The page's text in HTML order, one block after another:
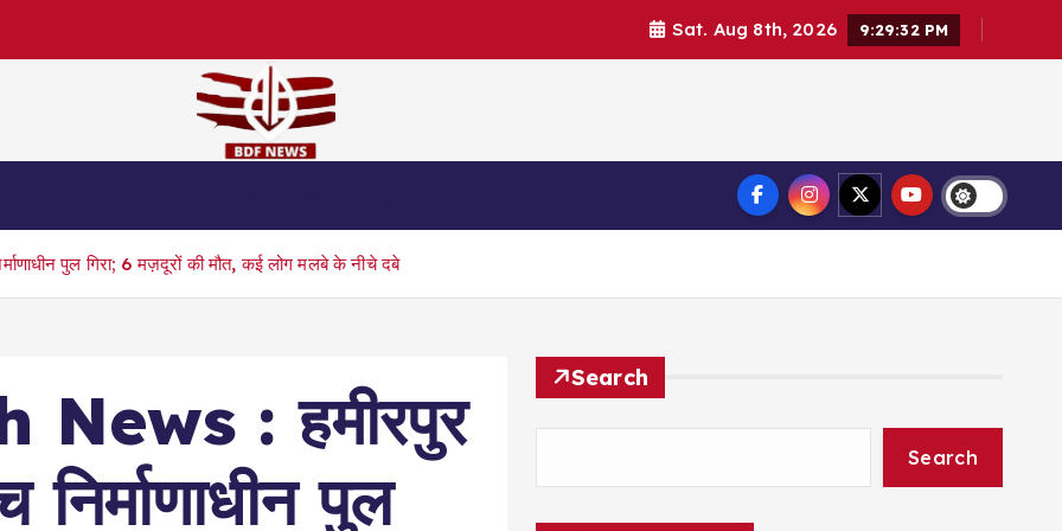
Sat. Aug 8th, 2026 9:29:33 PM
पुल गिरा; 6 मज़दूरों की मौत, कई लोग मलबे के नीचे दबे
: हमीरपुर
पुल
Search
Search